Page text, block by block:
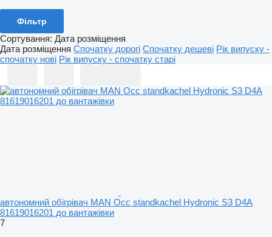
Фільтр
Сортування: Дата розміщення
Дата розміщення Спочатку дорогі Спочатку дешеві Рік випуску -
спочатку нові Рік випуску - спочатку старі
автономний обігрівач MAN Occ standkachel Hydronic S3 D4A
81619016201 до вантажівки
7